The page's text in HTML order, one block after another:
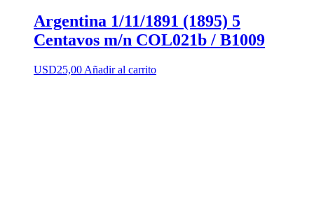
Argentina 1/11/1891 (1895) 5
Centavos m/n COL021b / B1009
USD25,00 Añadir al carrito